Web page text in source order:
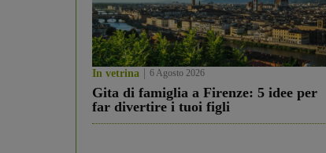
In vetrina 6 Agosto 2026
Gita di famiglia a Firenze: 5 idee per
far divertire i tuoi figli